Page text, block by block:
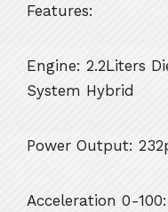
Features:
Engine: 2.2Liters
System Hybrid
Power Output:
Acceleration 0-